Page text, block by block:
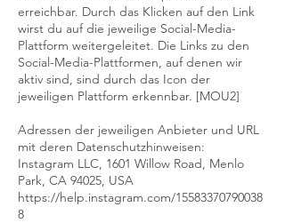
erreichbar. Durch das Klicken auf den Link
wirst du auf die jeweilige Social-Media-
Plattform weitergeleitet. Die Links zu den
Social-Media-Plattformen, auf denen wir
aktiv sind, sind durch das Icon der
jeweiligen Plattform erkennbar. [MOU2]
Adressen der jeweiligen Anbieter und URL
mit deren Datenschutzhinweisen:
Instagram LLC, 1601 Willow Road, Menlo
Park, CA 94025, USA
https://help.instagram.com/15583370790038
8